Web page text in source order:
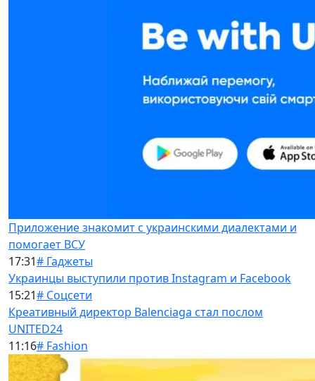
Приложение знакомит с украинскими диалектами и
помогает ВСУ
17:31# Гаджеты
Украинцы выступили против Instagram и Facebook
15:21# Соцсети
Креативный директор Balenciaga стал послом
UNITED24
11:16# Fashion